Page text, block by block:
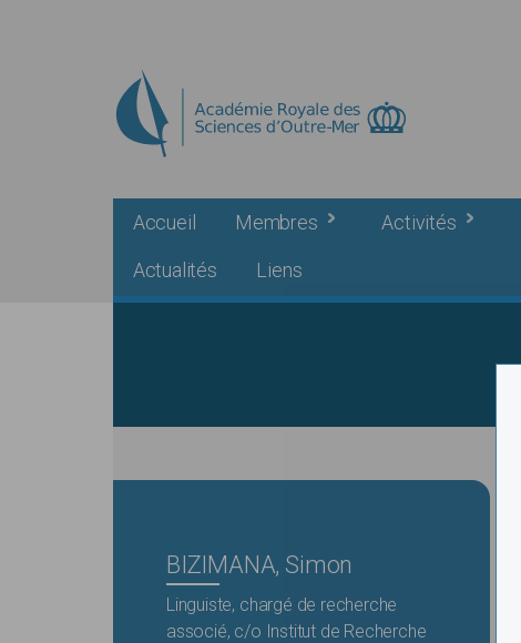
Accueil Membres Activités
Actualités Liens
BIZIMANA, Simon
Linguiste, chargé de recherche
associé, c/o Institut de Recherche